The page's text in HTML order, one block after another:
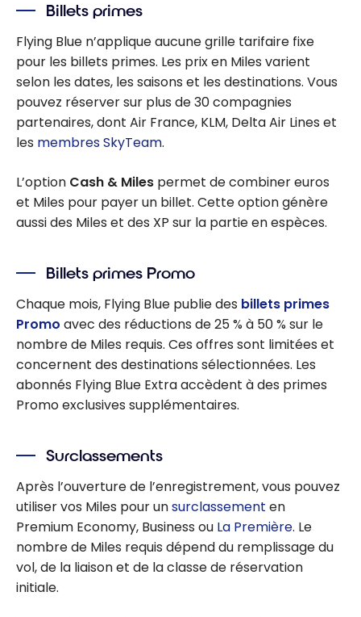
Billets primes
Flying Blue n’applique aucune grille tarifaire fixe
pour les billets primes. Les prix en Miles varient
selon les dates, les saisons et les destinations. Vous
pouvez réserver sur plus de 30 compagnies
partenaires, dont Air France, KLM, Delta Air Lines et
les membres SkyTeam.
L’option Cash & Miles permet de combiner euros
et Miles pour payer un billet. Cette option génère
aussi des Miles et des XP sur la partie en espèces.
Billets primes Promo
Chaque mois, Flying Blue publie des billets primes
Promo avec des réductions de 25 % à 50 % sur le
nombre de Miles requis. Ces offres sont limitées et
concernent des destinations sélectionnées. Les
abonnés Flying Blue Extra accèdent à des primes
Promo exclusives supplémentaires.
Surclassements
Après l’ouverture de l’enregistrement, vous pouvez
utiliser vos Miles pour unsurclassement en
Premium Economy, Business ou La Première. Le
nombre de Miles requis dépend du remplissage du
vol, de la liaison et de la classe de réservation
initiale.